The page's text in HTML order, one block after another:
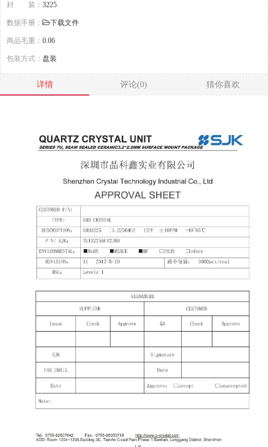
封 装： 3225
数据手册： 下载文件
商品毛重： 0.06
包装方式： 盘装
详情 评论(0) 猜你喜欢